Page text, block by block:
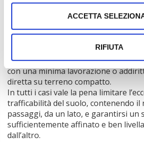
ACCETTA
RIFIUTA
organica e, in particolare,
del sistema radicale lungo il profilo.
terreno può avvenire tramite la
anche se non molto profonda (20-25
quando le infestanti sono state
non rappresentano più un
con una minima lavorazione o
diretta su terreno compatto.
In tutti i casi vale la pena limitare
trafficabilità del suolo, contenendo il
passaggi, da un lato, e garantirsi un
sufficientemente affinato e ben
dall’altro.